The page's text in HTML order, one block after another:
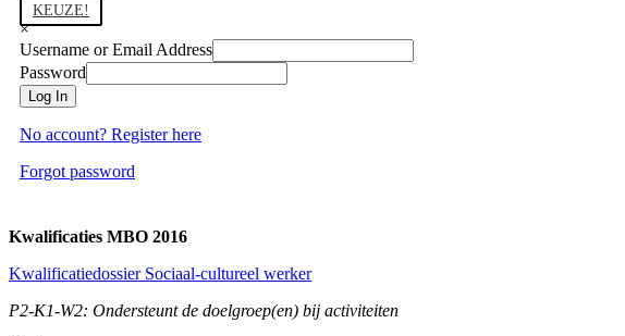
KEUZE!
×
Username or Email Address
Password
Log In
No account? Register here
Forgot password
Kwalificaties MBO 2016
Kwalificatiedossier Sociaal-cultureel werker
P2-K1-W2: Ondersteunt de doelgroep(en) bij activiteiten